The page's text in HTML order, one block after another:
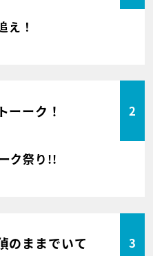
え！
ーーク！ 2
ク祭り!!
のままでいて 3